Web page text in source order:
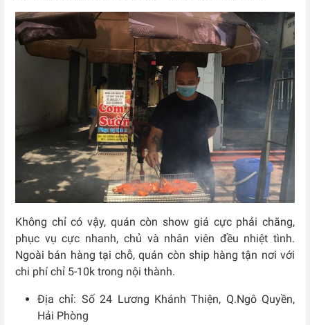
Không chỉ có vậy, quán còn show giá cực phải chăng,
phục vụ cực nhanh, chủ và nhân viên đều nhiệt tình.
Ngoài bán hàng tại chỗ, quán còn ship hàng tận nơi với
chi phí chỉ 5-10k trong nội thành.
Địa chỉ: Số 24 Lương Khánh Thiện, Q.Ngô Quyền,
Hải Phòng